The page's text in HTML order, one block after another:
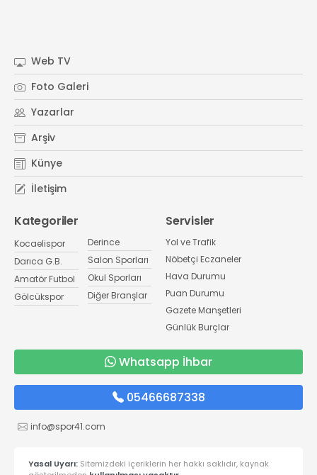
Web TV
Foto Galeri
Yazarlar
Arşiv
Künye
İletişim
Kategoriler
Kocaelispor
Darıca G.B.
Amatör Futbol
Gölcükspor
Derince
Salon Sporları
Okul Sporları
Diğer Branşlar
Servisler
Yol ve Trafik
Nöbetçi Eczaneler
Hava Durumu
Puan Durumu
Gazete Manşetleri
Günlük Burçlar
Whatsapp İhbar
05466687338
info@spor41.com
Yasal Uyarı: Sitemizdeki içeriklerin her hakkı saklıdır, kaynak